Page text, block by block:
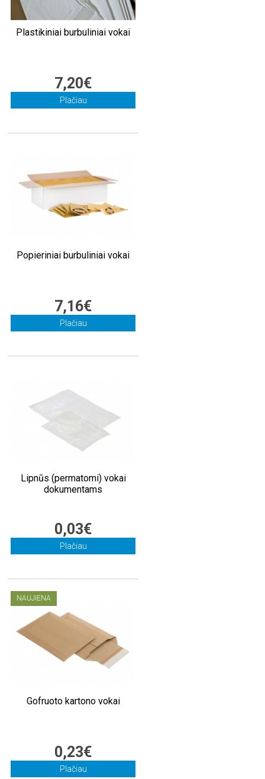
Plastikiniai burbuliniai vokai
7,20€
Plačiau
Popieriniai burbuliniai vokai
7,16€
Plačiau
Lipnūs (permatomi) vokai
dokumentams
0,03€
Plačiau
NAUJIENA
Gofruoto kartono vokai
0,23€
Plačiau